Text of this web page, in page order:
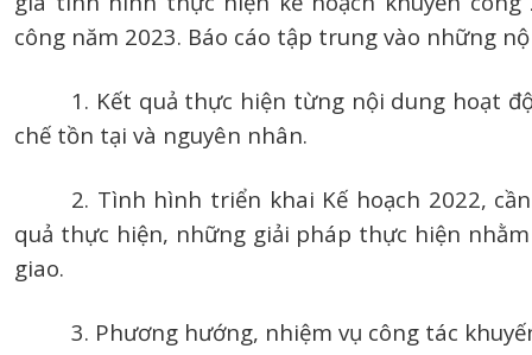
công năm 2023. Báo cáo tập trung vào những
1. Kết quả thực hiện từng nội dung hoạt
chế tồn tại và nguyên nhân.
2. Tình hình triển khai Kế hoạch 2022,
quả thực hiện, những giải pháp thực hiện
giao.
3. Phương hướng, nhiệm vụ công tác